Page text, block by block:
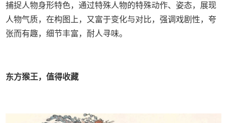
捕捉人物身形特色，通过特殊人物的特殊动作、姿态，展现
人物气质，在构图上，又富于变化与对比，强调戏剧性，夸
张而有趣，细节丰富，耐人寻味。
东方猴王，值得收藏